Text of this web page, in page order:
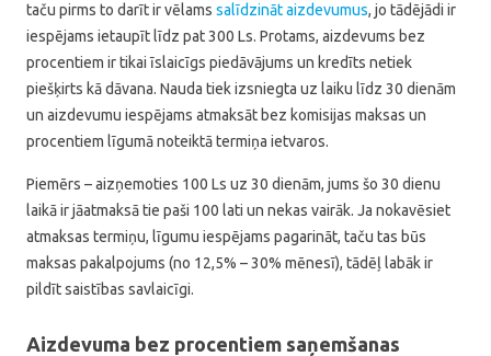
taču pirms to darīt ir vēlams salīdzināt aizdevumus, jo tādējādi ir
iespējams ietaupīt līdz pat 300 Ls. Protams, aizdevums bez
procentiem ir tikai īslaicīgs piedāvājums un kredīts netiek
piešķirts kā dāvana. Nauda tiek izsniegta uz laiku līdz 30 dienām
un aizdevumu iespējams atmaksāt bez komisijas maksas un
procentiem līgumā noteiktā termiņa ietvaros.
Piemērs – aizņemoties 100 Ls uz 30 dienām, jums šo 30 dienu
laikā ir jāatmaksā tie paši 100 lati un nekas vairāk. Ja nokavēsiet
atmaksas termiņu, līgumu iespējams pagarināt, taču tas būs
maksas pakalpojums (no 12,5% – 30% mēnesī), tādēļ labāk ir
pildīt saistības savlaicīgi.
Aizdevuma bez procentiem saņemšanas